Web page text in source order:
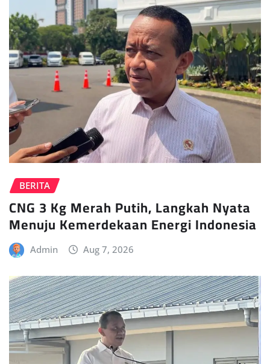
BERITA
CNG 3 Kg Merah Putih, Langkah Nyata
Menuju Kemerdekaan Energi Indonesia
Admin Aug 7, 2026